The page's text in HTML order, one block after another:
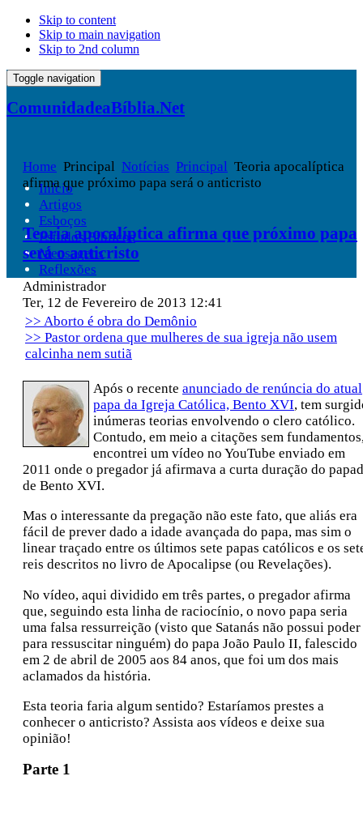
Skip to content
Skip to main navigation
Skip to 2nd column
Toggle navigation
ComunidadeaBíblia.Net
Início
Artigos
Esboços
Estudos Bíblicos
Mensagens
Reflexões
Home Principal Notícias Principal Teoria apocalíptica
afirma que próximo papa será o anticristo
Teoria apocalíptica afirma que próximo papa
será o anticristo
Administrador
Ter, 12 de Fevereiro de 2013 12:41
>> Aborto é obra do Demônio
>> Pastor ordena que mulheres de sua igreja não usem
calcinha nem sutiã
Após o recente anunciado de renúncia do atual
papa da Igreja Católica, Bento XVI, tem
inúmeras teorias envolvendo o clero católico.
Contudo, em meio a citações sem
encontrei um vídeo no YouTube enviado em
2011 onde o pregador já afirmava a curta duração do
de Bento XVI.
Mas o interessante da pregação não este fato, que aliás era
fácil de prever dado a idade avançada do papa, mas sim o
linear traçado entre os últimos sete papas católicos e os
reis descritos no livro de Apocalipse (ou Revelações).
No vídeo, aqui dividido em três partes, o pregador afirma
que, seguindo esta linha de raciocínio, o novo papa seria
uma falsa ressurreição (visto que Satanás não possui poder
para ressuscitar ninguém) do papa João Paulo II, falescido
em 2 de abril de 2005 aos 84 anos, que foi um dos mais
aclamados da história.
Esta teoria faria algum sentido? Estaríamos prestes a
conhecer o anticristo? Assista aos vídeos e deixe sua
opinião!
Parte 1